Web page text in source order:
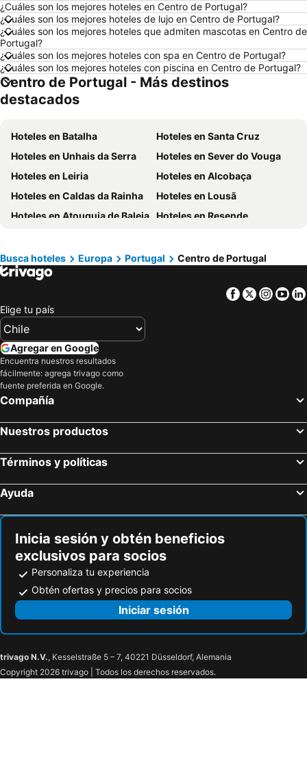
Hoteles en Las Vegas
Hoteles en Calama
Hoteles en Búzios
Hoteles en São Paulo
Hoteles en Santiago de Chile
Hoteles en Tacna
Hoteles en República Dominicana
Hoteles en Lacio
Hoteles en Chiloé
Hoteles en Girona
Hoteles en Asunción
Hoteles en Provincia de Iquique
Hoteles en Isla Djerba
Hoteles en Beijing
Hoteles en Puerto Plata
Hoteles en Curicó
Hoteles en Puerto Rico
Hoteles en Prefectura Tokio
Hoteles en Provincia de San Antonio
Hoteles en Isla Margarita
¿Cuáles son los mejores hoteles en Centro de Portugal?
¿Cuáles son los mejores hoteles de lujo en Centro de Portugal?
¿Cuáles son los mejores hoteles que admiten mascotas en Centro de
Portugal?
¿Cuáles son los mejores hoteles con spa en Centro de Portugal?
¿Cuáles son los mejores hoteles con piscina en Centro de Portugal?
Centro de Portugal - Más destinos
destacados
Hoteles en Batalha
Hoteles en Santa Cruz
Hoteles en Unhais da Serra
Hoteles en Sever do Vouga
Hoteles en Leiria
Hoteles en Alcobaça
Hoteles en Caldas da Rainha
Hoteles en Lousã
Hoteles en Atouguia de Baleia Hoteles en Resende
Hoteles en Peniché
Hoteles en Figueira da Foz
Hoteles en Castelo Branco
Busca hoteles Europa Portugal Centro de Portugal
Facebook
Twitter
Elige tu país
Agregar en Google
Encuentra nuestros resultados
fácilmente: agrega trivago como
fuente preferida en Google.
Compañía
Nuestros productos
Términos y políticas
Ayuda
Inicia sesión y obtén beneficios
exclusivos para socios
Personaliza tu experiencia
Obtén ofertas y precios para socios
Iniciar sesión
trivago N.V., Kesselstraße 5 – 7, 40221 Düsseldorf, Alemania
Copyright 2026 trivago | Todos los derechos reservados.